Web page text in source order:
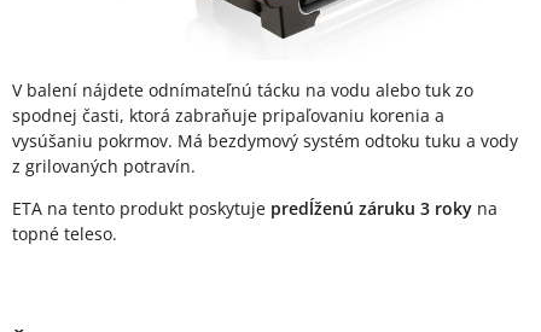
V balení nájdete odnímateľnú tácku na vodu alebo tuk zo
spodnej časti, ktorá zabraňuje pripaľovaniu korenia a
vysúšaniu pokrmov. Má bezdymový systém odtoku tuku a vody
z grilovaných potravín.
ETA na tento produkt poskytuje predĺženú záruku 3 roky na
topné teleso.